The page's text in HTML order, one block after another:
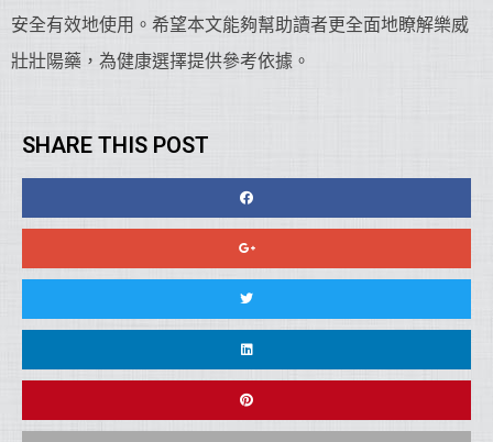
安全有效地使用。希望本文能夠幫助讀者更全面地瞭解樂威
壯壯陽藥，為健康選擇提供參考依據。
SHARE THIS POST